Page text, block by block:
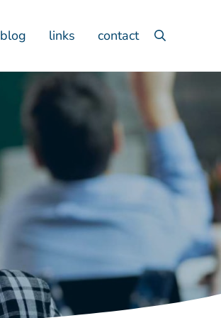
blog links contact Zoeken